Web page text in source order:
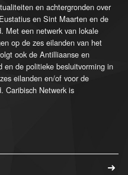
en achtergronden over
en Sint Maarten en de
Met een netwerk van lokale
op de zes eilanden van het
ook de Antilliaanse en
en de politieke besluitvorming in
eilanden en/of voor de
Caribisch Netwerk is